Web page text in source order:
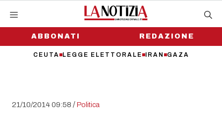
contenutoABBONATI
CEUTA LEGGE ELETTORALE IRAN GAZA
REDAZIONE
21/10/2014 09:58 /Politica